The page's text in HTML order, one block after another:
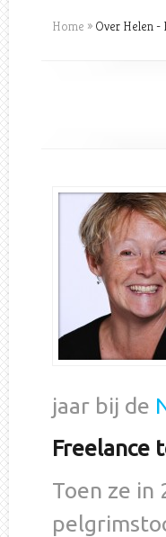
Home » Over Helen -
jaar bij de
Freelance
Toen ze in